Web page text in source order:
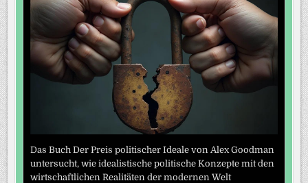
Das Buch Der Preis politischer Ideale von Alex Goodman
untersucht, wie idealistische politische Konzepte mit den
wirtschaftlichen Realitäten der modernen Welt